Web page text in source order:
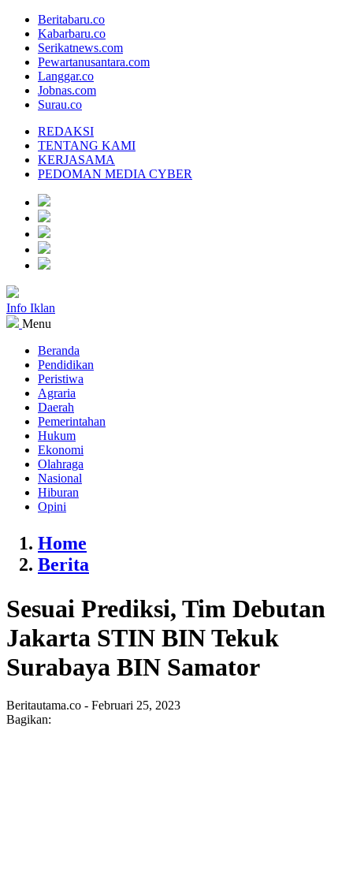
Beritabaru.co
Kabarbaru.co
Serikatnews.com
Pewartanusantara.com
Langgar.co
Jobnas.com
Surau.co
REDAKSI
TENTANG KAMI
KERJASAMA
PEDOMAN MEDIA CYBER
Info Iklan
Menu
Beranda
Pendidikan
Peristiwa
Agraria
Daerah
Pemerintahan
Hukum
Ekonomi
Olahraga
Nasional
Hiburan
Opini
Home
Berita
Sesuai Prediksi, Tim Debutan
Jakarta STIN BIN Tekuk
Surabaya BIN Samator
Beritautama.co - Februari 25, 2023
Bagikan: